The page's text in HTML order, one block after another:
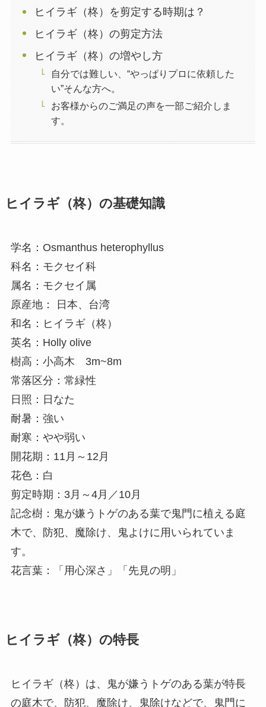
ヒイラギ（柊）を剪定する時期は？
ヒイラギ（柊）の剪定方法
ヒイラギ（柊）の増やし方
自分では難しい、“やっぱりプロに依頼した
い”そんな方へ。
お客様からのご満足の声を一部ご紹介しま
す。
ヒイラギ（柊）の基礎知識
学名：Osmanthus heterophyllus
科名：モクセイ科
属名：モクセイ属
原産地： 日本、台湾
和名：ヒイラギ（柊）
英名：Holly olive
樹高：小高木 3m~8m
常落区分：常緑性
日照：日なた
耐暑：強い
耐寒：やや弱い
開花期：11月～12月
花色：白
剪定時期：3月～4月／10月
記念樹：鬼が嫌うトゲのある葉で鬼門に植える庭
木で、防犯、魔除け、鬼よけに用いられていま
す。
花言葉：「用心深さ」「先見の明」
ヒイラギ（柊）の特長
ヒイラギ（柊）は、鬼が嫌うトゲのある葉が特長
の庭木で、防犯、魔除け、鬼除けなどで、鬼門に